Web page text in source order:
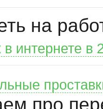
на
в интернете в
про